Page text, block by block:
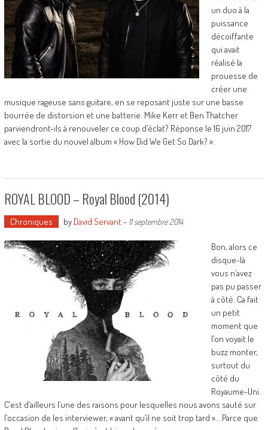
un duo à la
puissance
décoiffante
qui avait
réalisé la
prouesse de
créer une
musique rageuse sans guitare, en se reposant juste sur une basse
bourrée de distorsion et une batterie. Mike Kerr et Ben Thatcher
parviendront-ils à renouveler ce coup d’éclat? Réponse le 16 juin 2017
avec la sortie du nouvel album « How Did We Get So Dark? ».
ROYAL BLOOD – Royal Blood (2014)
Chroniques by David Servant- 11 septembre 2014
Bon, alors ce
disque-là
vous n’avez
pas pu passer
à côté. Ca fait
un petit
moment que
l’on voyait le
buzz monter,
surtout du
côté du
Royaume-Uni.
C’est d’ailleurs l’une des raisons pour lesquelles nous avons sauté sur
l’occasion de les interviewer, « avant qu’il ne soit trop tard »… Parce que